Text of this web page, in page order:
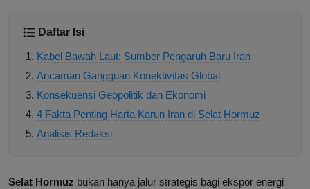
Daftar Isi
Kabel Bawah Laut: Sumber Pengaruh Baru Iran
Ancaman Gangguan Konektivitas Global
Konsekuensi Geopolitik dan Ekonomi
4 Fakta Penting Harta Karun Iran di Selat Hormuz
Analisis Redaksi
Selat Hormuz bukan hanya jalur strategis bagi ekspor energi